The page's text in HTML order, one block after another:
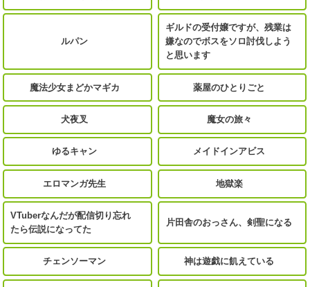
ルパン
ギルドの受付嬢ですが、残業は
嫌なのでボスをソロ討伐しよう
と思います
魔法少女まどかマギカ 薬屋のひとりごと
犬夜叉 魔女の旅々
ゆるキャン メイドインアビス
エロマンガ先生 地獄楽
VTuberなんだが配信切り忘れ
たら伝説になってた
片田舎のおっさん、剣聖になる
チェンソーマン 神は遊戯に飢えている